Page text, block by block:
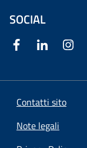
SOCIAL
Contatti sito
Note legali